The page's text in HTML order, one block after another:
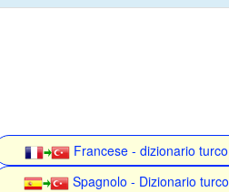
Francese - dizionario turco
Spagnolo - Dizionario turco